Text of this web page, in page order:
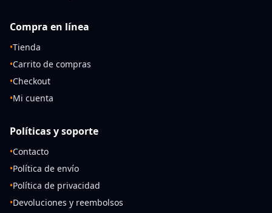
Compra en línea
•Tienda
•Carrito de compras
•Checkout
•Mi cuenta
Políticas y soporte
•Contacto
•Política de envío
•Política de privacidad
•Devoluciones y reembolsos